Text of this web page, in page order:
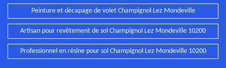
Peinture et décapage de volet Champignol Lez Mondeville
Artisan pour revêtement de sol Champignol Lez Mondeville 10200
Professionnel en résine pour sol Champignol Lez Mondeville 10200